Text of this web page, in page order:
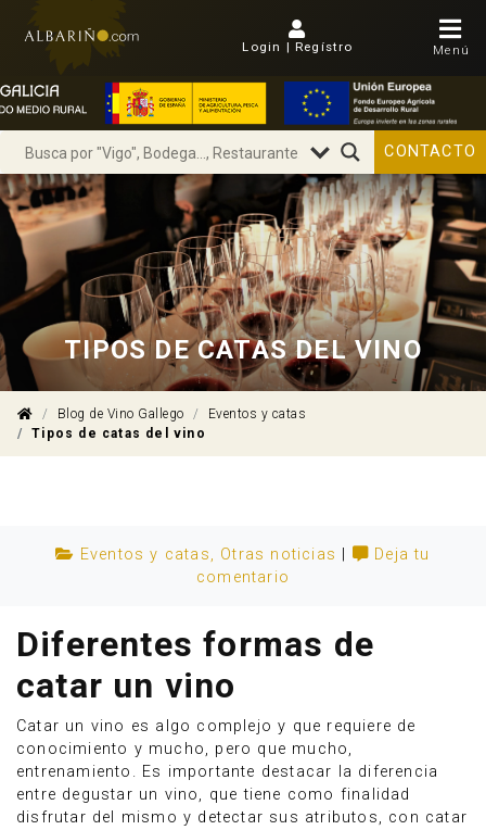
Login | Regístro Menú
CONTACTO
TIPOS DE CATAS DEL VINO
Blog de Vino Gallego
Eventos y catas
Tipos de catas del vino
Eventos y catas, Otras noticias
Deja tu
comentario
Diferentes formas de
catar un vino
Catar un vino es algo complejo y que requiere de
conocimiento y mucho, pero que mucho,
entrenamiento. Es importante destacar la diferencia
entre degustar un vino, que tiene como finalidad
disfrutar del mismo y detectar sus atributos, con catar